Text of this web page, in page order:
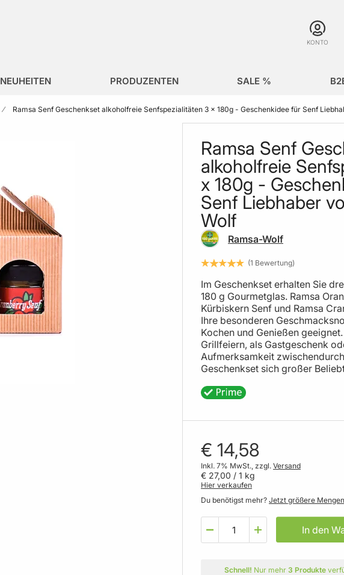
KONTO
NEUHEITEN PRODUZENTEN SALE %
Ramsa Senf Geschenkset alkoholfreie Senfspezialitäten 3 x 180g - Geschenkidee für Senf
Ramsa Senf
alkoholfreie
x 180g -
Senf Liebhaber
Wolf
Ramsa-Wolf
1 Bewertung
Im Geschenkset erhalten Sie
180 g Gourmetglas. Ramsa
Kürbiskern Senf und Ramsa
Ihre besonderen
Kochen und Genießen
Grillfeiern, als Gastgeschenk
Aufmerksamkeit
Geschenkset sich großer
€ 14,58
Inkl. 7% MwSt., zzgl. Versand
€ 27,00 / 1 kg
Hier verkaufen
Du benötigst mehr? Jetzt größere
In den
Schnell! Nur mehr 3 Produkte